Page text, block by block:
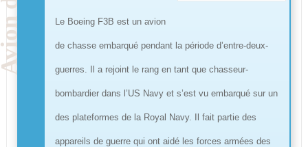
Le Boeing F3B est un avion
de chasse embarqué pendant la période d’entre-deux-
guerres. Il a rejoint le rang en tant que chasseur-
bombardier dans l’US Navy et s’est vu embarqué sur un
des plateformes de la Royal Navy. Il fait partie des
appareils de guerre qui ont aidé les forces armées des